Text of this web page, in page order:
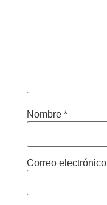
Nombre *
Correo electrónico